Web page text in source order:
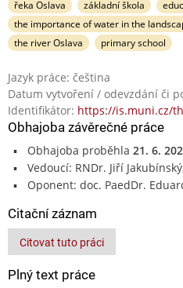
řeka Oslava
základní škola
the importance of water in the
the river Oslava
primary school
Jazyk práce: čeština
Datum vytvoření / odevzdání či
Identifikátor: https://is.muni.cz/
Obhajoba závěrečné práce
Obhajoba proběhla 21. 6.
Vedoucí: RNDr. Jiří
Oponent: doc. PaedDr.
Citační záznam
Citovat tuto práci
Plný text práce